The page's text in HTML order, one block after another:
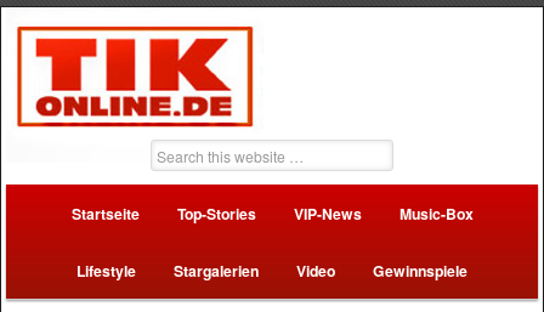
Startseite Top-Stories VIP-News Music-Box
Lifestyle Stargalerien Video Gewinnspiele